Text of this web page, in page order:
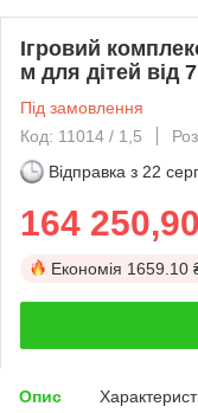
Ігровий
м для дітей від
Під замовлення
Код: 11014 / 1,5
Відправка з 22
164 250,90
Економія 1659.10
Опис